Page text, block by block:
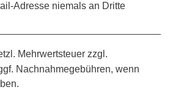
Adresse niemals an Dritte
Mehrwertsteuer zzgl.
Nachnahmegebühren, wenn